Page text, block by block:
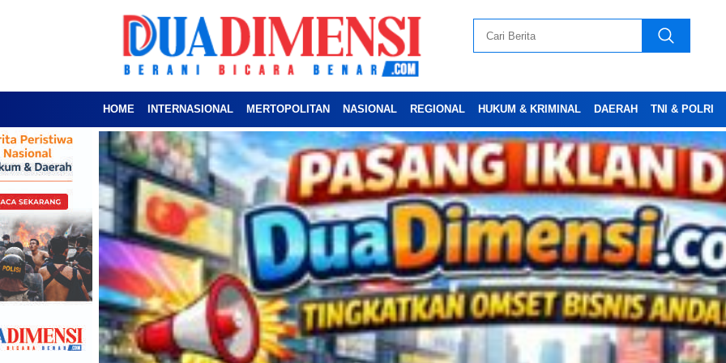
HOME INTERNASIONAL MERTOPOLITAN NASIONAL REGIONAL HUKUM & KRIMINAL DAERAH TNI & POLRI
Advertesment